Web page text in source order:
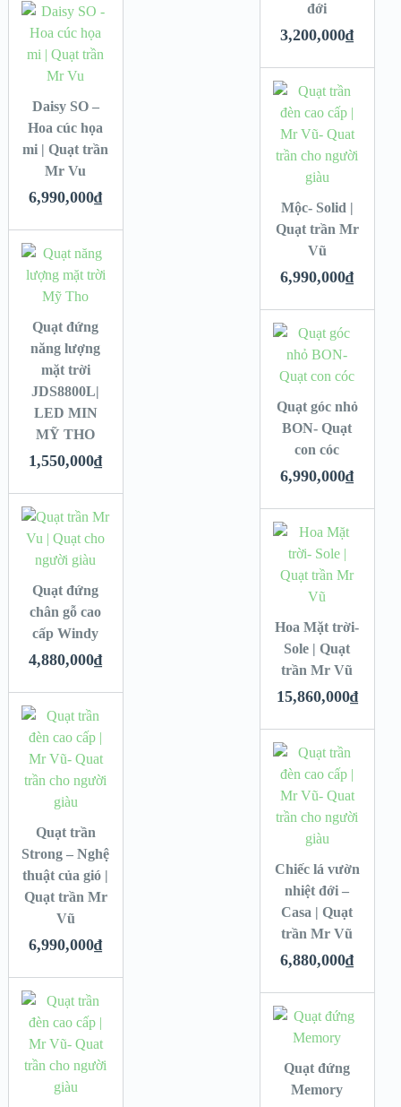
đới
3,200,000₫
Daisy SO –
Hoa cúc họa
mi | Quạt trần
Mr Vu
6,990,000₫
Mộc- Solid |
Quạt trần Mr
Vũ
6,990,000₫
Quạt đứng
năng lượng
mặt trời
JDS8800L|
LED MIN
MỸ THO
1,550,000₫
Quạt góc nhỏ
BON- Quạt
con cóc
6,990,000₫
Quạt đứng
chân gỗ cao
cấp Windy
4,880,000₫
Hoa Mặt trời-
Sole | Quạt
trần Mr Vũ
15,860,000₫
Quạt trần
Strong – Nghệ
thuật của gió |
Quạt trần Mr
Vũ
6,990,000₫
Chiếc lá vườn
nhiệt đới –
Casa | Quạt
trần Mr Vũ
6,880,000₫
Quạt đứng
Memory